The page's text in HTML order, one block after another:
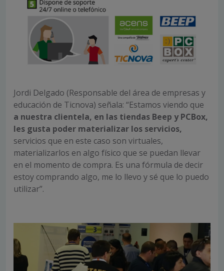
Jordi Delgado (Responsable del área de empresas y
educación de Ticnova) señala: “Estamos viendo que
a nuestra clientela, en las tiendas Beep y PCBox,
les gusta poder materializar los servicios,
servicios que en este caso son virtuales,
materializarlos en algo físico que se puedan llevar
en el momento de compra. Es una fórmula de decir
estoy comprando algo, me lo llevo y sé que lo puedo
utilizar”.